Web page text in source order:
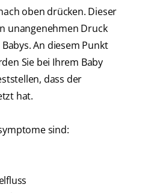
oben drücken. Dieser
unangenehmen Druck
An diesem Punkt
Sie bei Ihrem Baby
dass der
hat.
sind: